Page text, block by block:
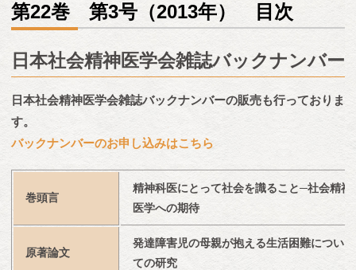
第22巻 第3号（2013年） 目次
日本社会精神医学会雑誌バックナンバー
日本社会精神医学会雑誌バックナンバーの販売も行っておりま
す。
バックナンバーのお申し込みはこちら
巻頭言
精神科医にとって社会を識ること─社会精神
医学への期待
原著論文
発達障害児の母親が抱える生活困難につい
ての研究